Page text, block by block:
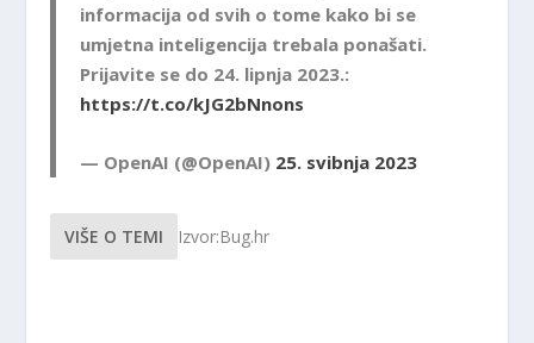
informacija od svih o tome kako bi se
umjetna inteligencija trebala ponašati.
Prijavite se do 24. lipnja 2023.:
https://t.co/kJG2bNnons
— OpenAI (@OpenAI) 25. svibnja 2023
VIŠE O TEMI Izvor:Bug.hr